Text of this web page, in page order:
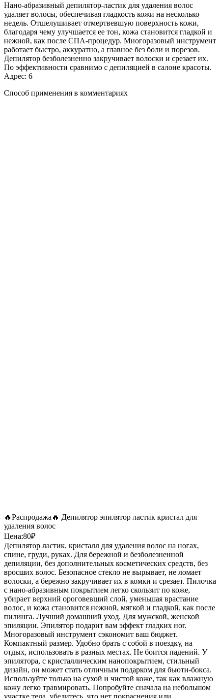
Нано-абразивный депилятор-ластик для удаления волос
удаляет волосы, обеспечивая гладкость кожи на несколько
недель. Отшелушивает отмертвевшую поверхность кожи,
благодаря чему улучшается ее тон, кожа становится гладкой и
нежной, как после СПА-процедур. Многоразовый инструмент
работает быстро, аккуратно, а главное без боли и порезов.
Депилятор безболезненно закручивает волоски и срезает их.
По эффективности сравнимо с депиляцией в салоне красоты.
Адрес: 6
Способ применения в комментариях
🔥Распродажа🔥 Депилятор эпилятор ластик кристал для
удаления волос
Цена:80₽
Депилятор ластик, кристалл для удаления волос на ногах,
спине, груди, руках. Для бережной и безболезненной
депиляции, без дополнительных косметических средств, без
вросших волос. Безопасное стекло не вырывает, не ломает
волоски, а бережно закручивает их в комки и срезает. Пилочка
с нано-абразивным покрытием легко скользит по коже,
убирает верхний ороговевший слой, уменьшая врастание
волос, и кожа становится нежной, мягкой и гладкой, как после
пилинга. Лучший домашний уход. Для мужской, женской
эпиляции. Эпилятор подарит вам эффект гладких ног.
Многоразовый инструмент сэкономит ваш бюджет.
Компактный размер. Удобно брать с собой в поездку, на
отдых, использовать в разных местах. Не боится падений. У
эпилятора, с кристаллическим нанопокрытием, стильный
дизайн, он может стать отличным подарком для бьюти-бокса.
Используйте только на сухой и чистой коже, так как влажную
кожу легко травмировать. Попробуйте сначала на небольшом
участке тела, убедитесь, что нет покраснения или